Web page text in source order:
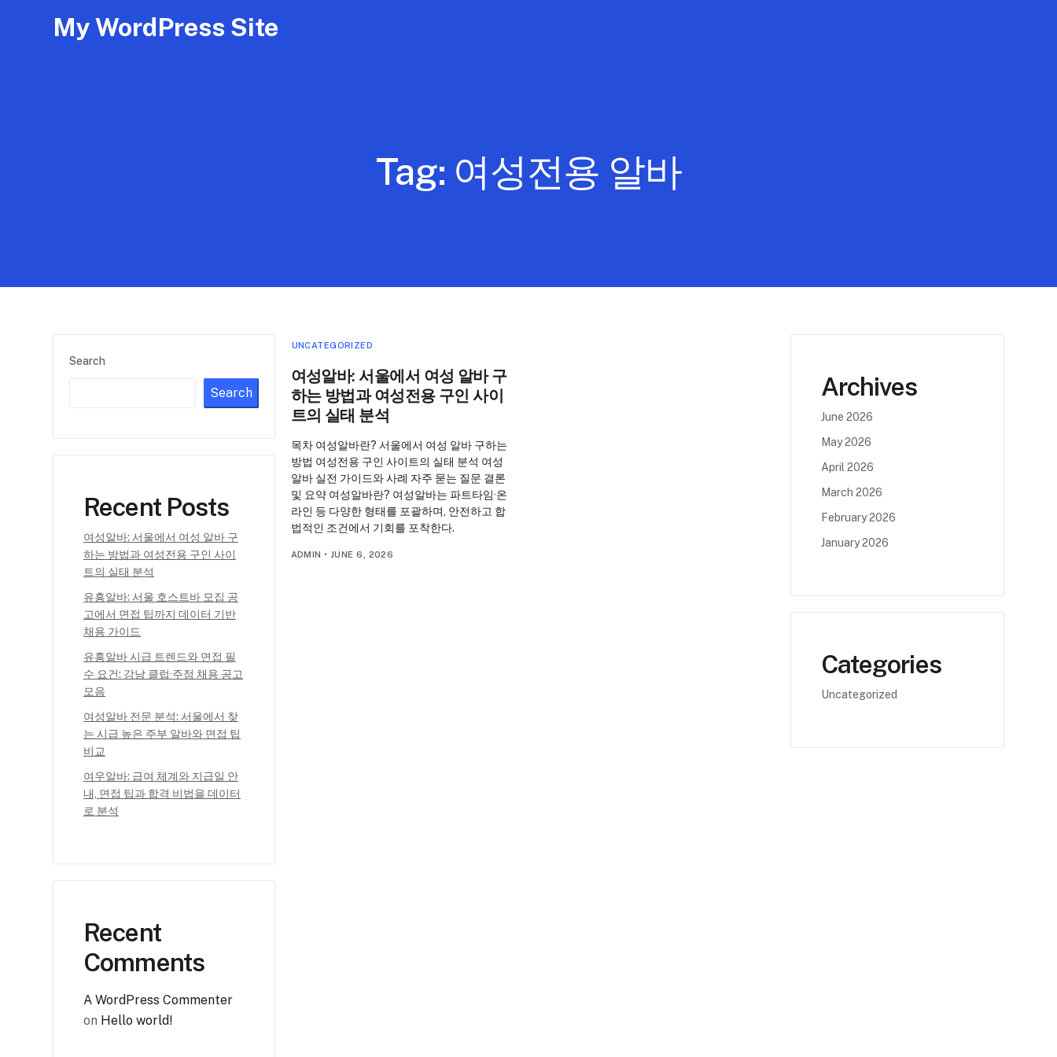
My WordPress Site
Tag: 여성전용 알바
Search
Search
Recent Posts
여성알바: 서울에서 여성 알바 구
하는 방법과 여성전용 구인 사이
트의 실태 분석
유흥알바: 서울 호스트바 모집 공
고에서 면접 팁까지 데이터 기반
채용 가이드
유흥알바 시급 트렌드와 면접 필
수 요건: 강남 클럽·주점 채용 공고
모음
여성알바 전문 분석: 서울에서 찾
는 시급 높은 주부 알바와 면접 팁
비교
여우알바: 급여 체계와 지급일 안
내, 면접 팁과 합격 비법을 데이터
로 분석
Recent
Comments
A WordPress Commenter
on Hello world!
UNCATEGORIZED
여성알바: 서울에서 여성 알바 구
하는 방법과 여성전용 구인 사이
트의 실태 분석
목차 여성알바란? 서울에서 여성 알바 구하는
방법 여성전용 구인 사이트의 실태 분석 여성
알바 실전 가이드와 사례 자주 묻는 질문 결론
및 요약 여성알바란? 여성알바는 파트타임·온
라인 등 다양한 형태를 포괄하며, 안전하고 합
법적인 조건에서 기회를 포착한다.
ADMIN • JUNE 6, 2026
Archives
June 2026
May 2026
April 2026
March 2026
February 2026
January 2026
Categories
Uncategorized